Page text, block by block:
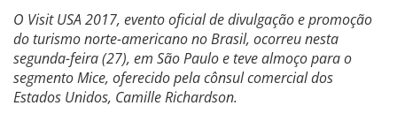
O Visit USA 2017, evento oficial de divulgação e promoção
do turismo norte-americano no Brasil, ocorreu nesta
segunda-feira (27), em São Paulo e teve almoço para o
segmento Mice, oferecido pela cônsul comercial dos
Estados Unidos, Camille Richardson.